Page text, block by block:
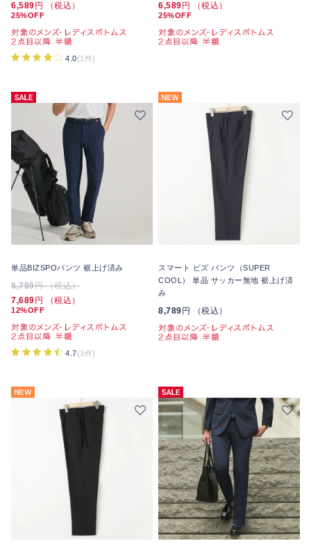
6,589 円 （税込）
25%OFF
4.0(1件)
6,589 円 （税込）
25%OFF
単品BIZSPOパンツ 裾上げ済み
8,789円 （税込）
7,689 円 （税込）
12%OFF
4.7(3件)
スマート ビズ パンツ（SUPER
COOL） 単品 サッカー無地 裾上げ済
み
8,789 円 （税込）